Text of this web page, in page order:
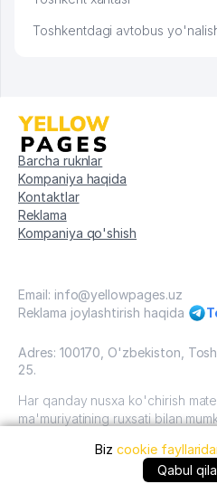
Toshkentdagi avtobus
Barcha ruknlar
Kompaniya haqida
Kontaktlar
Reklama
Kompaniya qo'shish
Email: info@yellowpages.uz
Reklama joylashtirish haqida
Adres: 100170, O'zbekiston,
25.
Har qanday nusxa ko'chirish
ma'muriyatining ruxsati bilan
O'zbekiston, 2009 - 2026 /
sahifalar"mualliflik huquqi.
Bizcookie
Qabul